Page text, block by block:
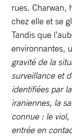
rues. Charwan,
chez elle et se
Tandis que
environnantes,
gravité de la
surveillance et
identifiées par
iraniennes, la
connue : le viol,
entrée en